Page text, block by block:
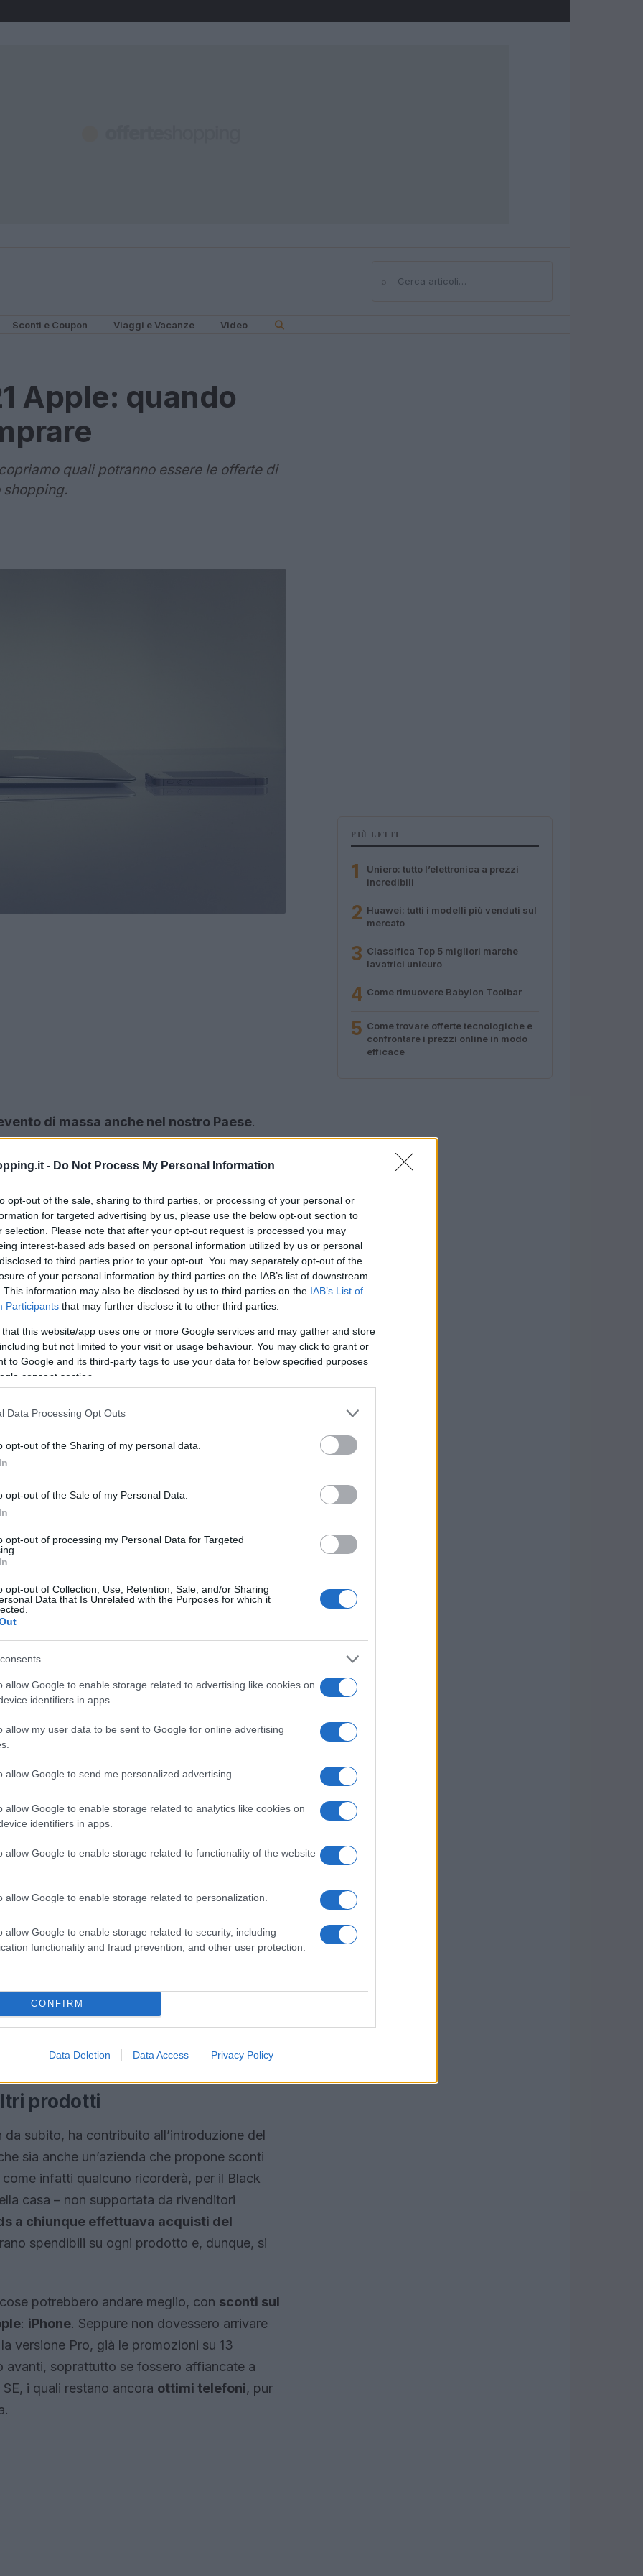
- Do Not Process My Personal Information
opt-out of the sale, sharing to third parties, or processing of your personal or
for targeted advertising by us, please use the below opt-out section to
selection. Please note that after your opt-out request is processed you may
interest-based ads based on personal information utilized by us or personal
to third parties prior to your opt-out. You may separately opt-out of the
of your personal information by third parties on the IAB’s list of downstream
This information may also be disclosed by us to third parties on the IAB’s List of
Participants that may further disclose it to other third parties.
that this website/app uses one or more Google services and may gather and store
but not limited to your visit or usage behaviour. You may click to grant or
to Google and its third-party tags to use your data for below specified purposes
consent section.
Data Processing Opt Outs
opt-out of the Sharing of my personal data.
opt-out of the Sale of my Personal Data.
opt-out of processing my Personal Data for Targeted
opt-out of Collection, Use, Retention, Sale, and/or Sharing
Data that Is Unrelated with the Purposes for which it
allow Google to enable storage related to advertising like cookies on
identifiers in apps.
allow my user data to be sent to Google for online advertising
allow Google to send me personalized advertising.
allow Google to enable storage related to analytics like cookies on
identifiers in apps.
allow Google to enable storage related to functionality of the website
allow Google to enable storage related to personalization.
allow Google to enable storage related to security, including
functionality and fraud prevention, and other user protection.
CONFIRM
Data Deletion Data Access Privacy Policy
⌕Cerca
Sconti e Coupon Viaggi e Vacanze Video
Apple: quando
quali potranno essere le offerte di
di massa anche nel nostro Paese.
e, tra questi, non mancano di certo le
, ad esempio,
punta molto su questa giornata
giornata, bensì un periodo che, talvolta, dura
con la stagione delle strenne natalizie e
tetti altissimi.
marketing credono molto in questa
tramite i suoi rivenditori partner.
Friday con Apple
famoso al mondo, Amazon, avrà forse già
modello di iPhone
21 novembre, infatti, la gamma di iPhone 13
euro per la versione Mini e 989 euro per il
di 40 euro sul piccolo di casa e 60 sul
2021 Amazon: sconti e offerte”
prodotti
subito, ha contribuito all’introduzione del
sia anche un’azienda che propone sconti
infatti qualcuno ricorderà, per il Black
casa – non supportata da rivenditori
a chiunque effettuava acquisti del
spendibili su ogni prodotto e, dunque, si
potrebbero andare meglio, con sconti sul
: iPhone. Seppure non dovessero arrivare
versione Pro, già le promozioni su 13
avanti, soprattutto se fossero affiancate a
i quali restano ancora ottimi telefoni, pur
PIÙ LETTI
1
Uniero: tutto l’elettronica a prezzi
incredibili
2 Huawei: tutti i modelli più venduti sul
mercato
3 Classifica Top 5 migliori marche
lavatrici unieuro
4 Come rimuovere Babylon Toolbar
5 Come trovare offerte tecnologiche e
confrontare i prezzi online in modo
efficace